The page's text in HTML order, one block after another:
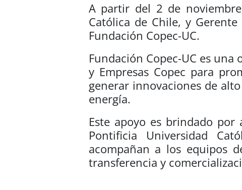
A partir del 2 de
Católica de Chile, y
Fundación Copec-UC.
Fundación Copec-UC es
y Empresas Copec para
generar innovaciones de
energía.
Este apoyo es brindado por
Pontificia Universidad
acompañan a los equipos
transferencia y